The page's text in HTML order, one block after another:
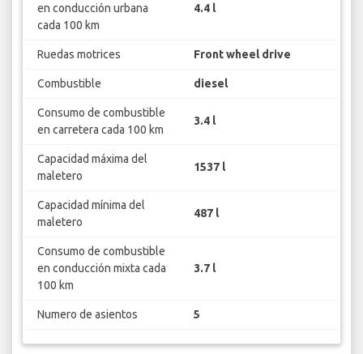
en conducción urbana
cada 100 km
4.4 l
Ruedas motrices Front wheel drive
Combustible diesel
Consumo de combustible
en carretera cada 100 km
3.4 l
Capacidad máxima del
maletero
1537 l
Capacidad mínima del
maletero
487 l
Consumo de combustible
en conducción mixta cada
100 km
3.7 l
Numero de asientos 5